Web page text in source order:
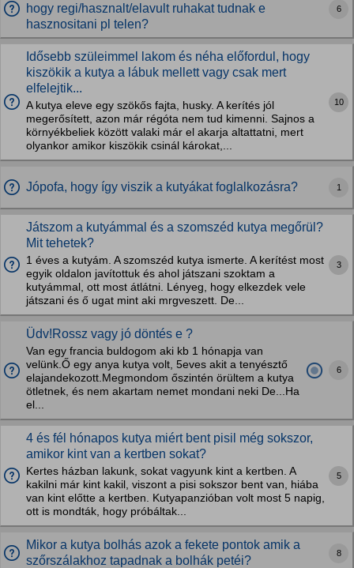
hogy regi/hasznalt/elavult ruhakat tudnak e
hasznositani pl telen?
6
Idősebb szüleimmel lakom és néha előfordul, hogy
kiszökik a kutya a lábuk mellett vagy csak mert
elfelejtik...
A kutya eleve egy szökős fajta, husky. A kerítés jól
megerősített, azon már régóta nem tud kimenni. Sajnos a
környékbeliek között valaki már el akarja altattatni, mert
olyankor amikor kiszökik csinál károkat,...
10
Jópofa, hogy így viszik a kutyákat foglalkozásra? 1
Játszom a kutyámmal és a szomszéd kutya megőrül?
Mit tehetek?
1 éves a kutyám. A szomszéd kutya ismerte. A kerítést most
egyik oldalon javítottuk és ahol játszani szoktam a
kutyámmal, ott most átlátni. Lényeg, hogy elkezdek vele
játszani és ő ugat mint aki mrgveszett. De...
3
Üdv!Rossz vagy jó döntés e ?
Van egy francia buldogom aki kb 1 hónapja van
velünk.Ő egy anya kutya volt, 5eves akit a tenyésztő
elajandekozott.Megmondom őszintén örültem a kutya
ötletnek, és nem akartam nemet mondani neki De...Ha
el...
6
4 és fél hónapos kutya miért bent pisil még sokszor,
amikor kint van a kertben sokat?
Kertes házban lakunk, sokat vagyunk kint a kertben. A
kakilni már kint kakil, viszont a pisi sokszor bent van, hiába
van kint előtte a kertben. Kutyapanzióban volt most 5 napig,
ott is mondták, hogy próbáltak...
5
Mikor a kutya bolhás azok a fekete pontok amik a
szőrszálakhoz tapadnak a bolhák petéi?
8